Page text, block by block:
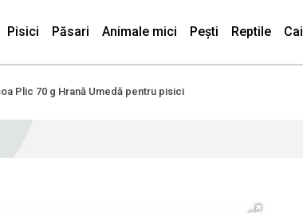
Pisici Păsari Animale mici Pești Reptile Cai
Plic 70 g Hrană Umedă pentru pisici